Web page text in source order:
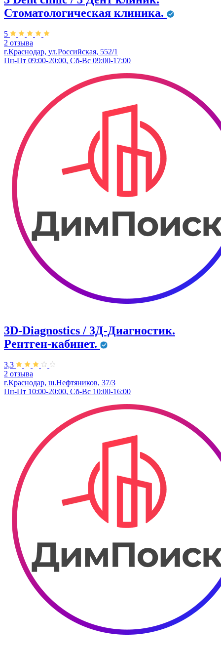
Стоматологическая клиника.
5
2 отзыва
г.Краснодар, ул.Российская, 552/1
Пн-Пт 09:00-20:00, Сб-Вс 09:00-17:00
3D-Diagnostics / 3Д-Диагностик.
Рентген-кабинет.
3,3
2 отзыва
г.Краснодар, ш.Нефтяников, 37/3
Пн-Пт 10:00-20:00, Сб-Вс 10:00-16:00